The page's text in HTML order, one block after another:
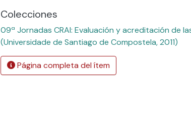
Colecciones
09ª Jornadas CRAI: Evaluación y acreditación de
(Universidade de Santiago de Compostela, 2011)
Página completa del ítem